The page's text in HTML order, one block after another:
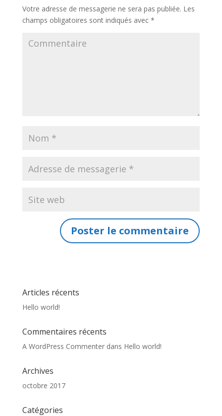
Votre adresse de messagerie ne sera pas publiée. Les
champs obligatoires sont indiqués avec *
Articles récents
Hello world!
Commentaires récents
A WordPress Commenterdans Hello world!
Archives
octobre 2017
Catégories